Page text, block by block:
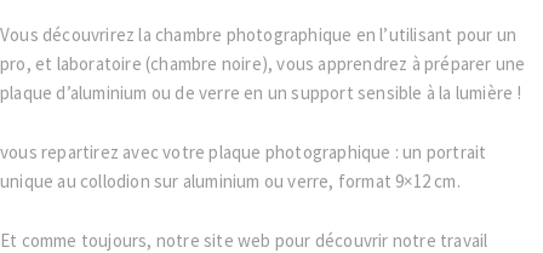
Vous découvrirez la chambre photographique en l’utilisant pour un
pro, et laboratoire (chambre noire), vous apprendrez à préparer une
plaque d’aluminium ou de verre en un support sensible à la lumière !
vous repartirez avec votre plaque photographique : un portrait
unique au collodion sur aluminium ou verre, format 9×12 cm.
Et comme toujours, notre site web pour découvrir notre travail